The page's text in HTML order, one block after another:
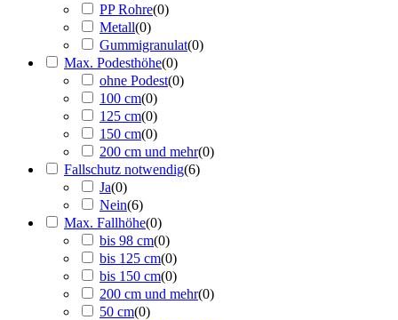
PP Rohre(0)
Metall(0)
Gummigranulat(0)
Max. Podesthöhe(0)
ohne Podest(0)
100 cm(0)
125 cm(0)
150 cm(0)
200 cm und mehr(0)
Fallschutz notwendig(6)
Ja(0)
Nein(6)
Max. Fallhöhe(0)
bis 98 cm(0)
bis 125 cm(0)
bis 150 cm(0)
200 cm und mehr(0)
50 cm(0)